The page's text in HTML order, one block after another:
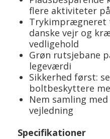
flere aktiviteter
Trykimprægneret
danske vejr og
vedligehold
Grøn rutsjebane
legeværdi
Sikkerhed først:
boltbeskyttere
Nem samling
vejledning
Specifikationer